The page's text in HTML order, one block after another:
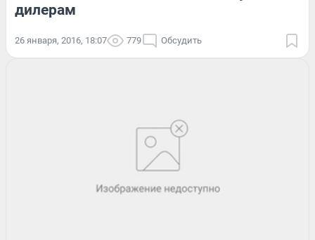
дилерам
26 января, 2016, 18:07 779 Обсудить